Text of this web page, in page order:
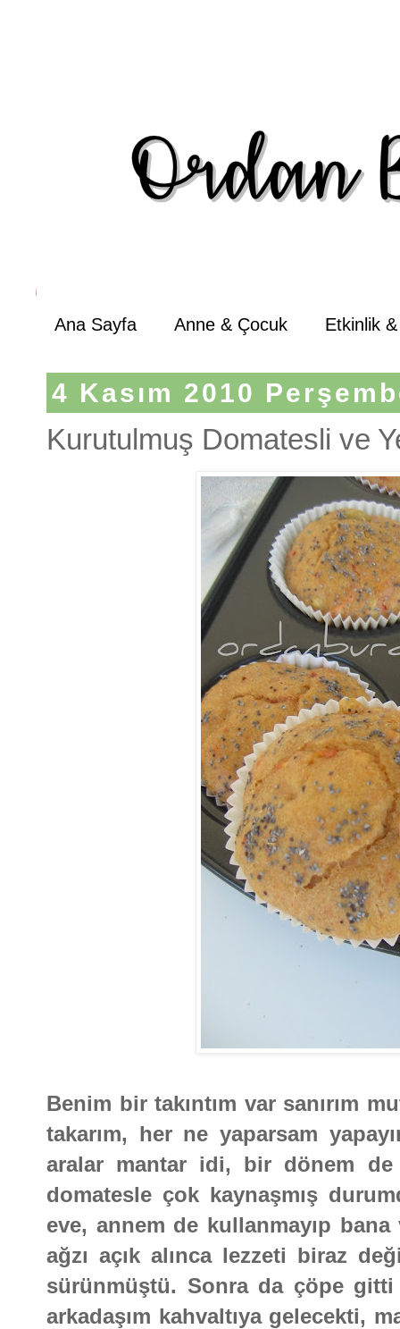
Ana Sayfa Anne & Çocuk Etkinlik
4 Kasım 2010
Kurutulmuş Domatesli ve
Benim bir takıntım var sanırım
takarım, her ne yaparsam
aralar mantar idi, bir dönem
domatesle çok kaynaşmış
eve, annem de kullanmayıp
ağzı açık alınca lezzeti biraz
sürünmüştü. Sonra da çöpe
arkadaşım kahvaltıya gelecekti,